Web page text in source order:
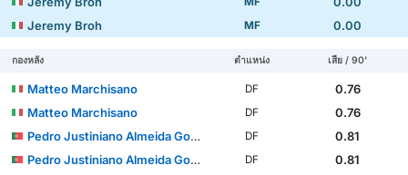
Jeremy Broh
MF 0.00
กองหลัง ตำแหน่ง เสีย / 90'
Matteo Marchisano DF
0.76
Matteo Marchisano
DF
0.76
Pedro Justiniano Almeida Gomes
DF
0.81
Pedro Justiniano Almeida Gomes
DF
0.81